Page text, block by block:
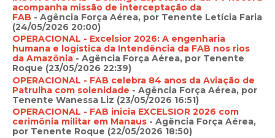
acompanha missão de interceptação da
FAB - Agência Força Aérea, por Tenente Letícia Faria
(24/05/2026 20:00)
OPERACIONAL - Excelsior 2026: A engenharia
humana e logística da Intendência da FAB nos rios
da Amazônia - Agência Força Aérea, por Tenente
Roque (23/05/2026 22:39)
OPERACIONAL - FAB celebra 84 anos da Aviação de
Patrulha com solenidade - Agência Força Aérea, por
Tenente Wanessa Liz (23/05/2026 16:51)
OPERACIONAL - FAB inicia EXCELSIOR 2026 com
cerimônia militar em Manaus - Agência Força Aérea,
por Tenente Roque (22/05/2026 18:50)